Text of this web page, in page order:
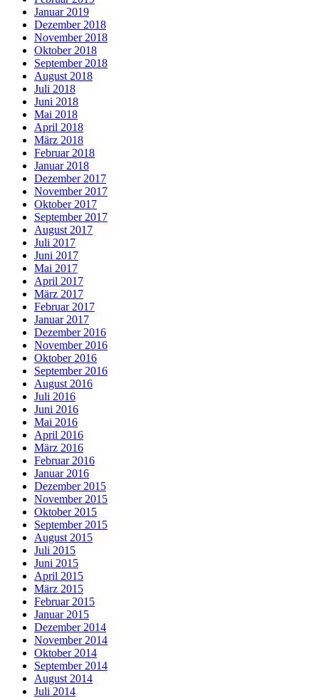
Januar 2019
Dezember 2018
November 2018
Oktober 2018
September 2018
August 2018
Juli 2018
Juni 2018
Mai 2018
April 2018
März 2018
Februar 2018
Januar 2018
Dezember 2017
November 2017
Oktober 2017
September 2017
August 2017
Juli 2017
Juni 2017
Mai 2017
April 2017
März 2017
Februar 2017
Januar 2017
Dezember 2016
November 2016
Oktober 2016
September 2016
August 2016
Juli 2016
Juni 2016
Mai 2016
April 2016
März 2016
Februar 2016
Januar 2016
Dezember 2015
November 2015
Oktober 2015
September 2015
August 2015
Juli 2015
Juni 2015
April 2015
März 2015
Februar 2015
Januar 2015
Dezember 2014
November 2014
Oktober 2014
September 2014
August 2014
Juli 2014